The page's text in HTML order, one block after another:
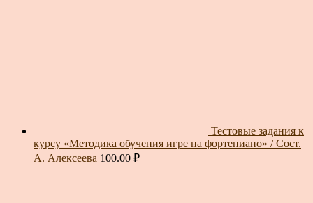
Тестовые задания к
курсу «Методика обучения игре на фортепиано» / Сост.
А. Алексеева 100.00 ₽